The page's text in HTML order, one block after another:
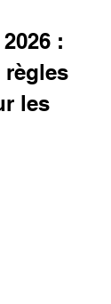
:
règles
les